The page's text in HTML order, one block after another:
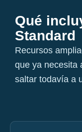
Qué
Standard
Recursos
que ya necesita
saltar todavía a